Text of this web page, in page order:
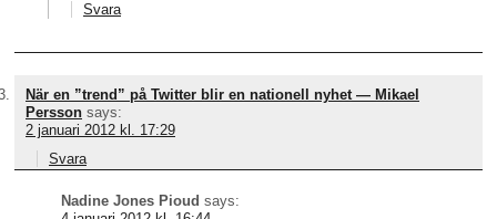
Svara
När en ”trend” på Twitter blir en nationell nyhet — Mikael
Persson says:
2 januari 2012 kl. 17:29
Svara
Nadine Jones Pioud says: